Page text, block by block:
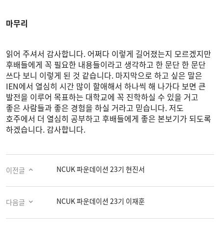
마무리
읽어 주셔서 감사합니다. 어쩌다 이렇게 길어졌는지 모르겠지만
후배들에게 꼭 필요한 내용들이라고 생각하고 한 문단 한 문단
쓰다 보니 이렇게 된 것 같습니다. 마지막으로 하고 싶은 말은
IEN에서 열심히 시간 많이 할애해서 하나씩 해 나가다 보면 큰
발전을 이루어 목표하는 대학교에 꼭 진학하실 수 있을 거고
좋은 사람들과 좋은 경험을 하실 거라고 믿습니다. 저도
호주에서 더 열심히 공부하고 후배들에게 좋은 본보기가 되도록
하겠습니다. 감사합니다.
이전글 NCUK 파운데이션 23기 현진서
다음글 NCUK 파운데이션 23기 이재훈